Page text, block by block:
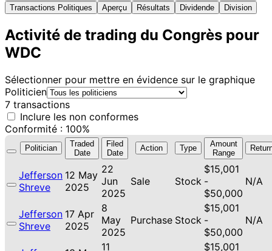
Transactions Politiques
Aperçu Résultats Dividende Division
Activité de trading du Congrès pour
WDC
Sélectionner pour mettre en évidence sur le graphique
Politicien
7 transactions
Inclure les non conformes
Conformité : 100%
Politician
Traded
Date
Filed
Date
Action Type
Amount
Range
Jefferson
Shreve
12 May
2025
22
Jun
2025
Sale Stock
$15,001
-
$50,000
N/A
Jefferson
Shreve
17 Apr
2025
8
May
2025
Purchase Stock
$15,001
-
$50,000
N/A
11 $15,001